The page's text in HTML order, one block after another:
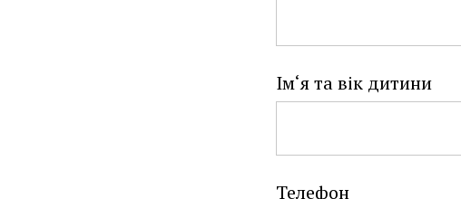
Ім‘я та вік дитини
Телефон